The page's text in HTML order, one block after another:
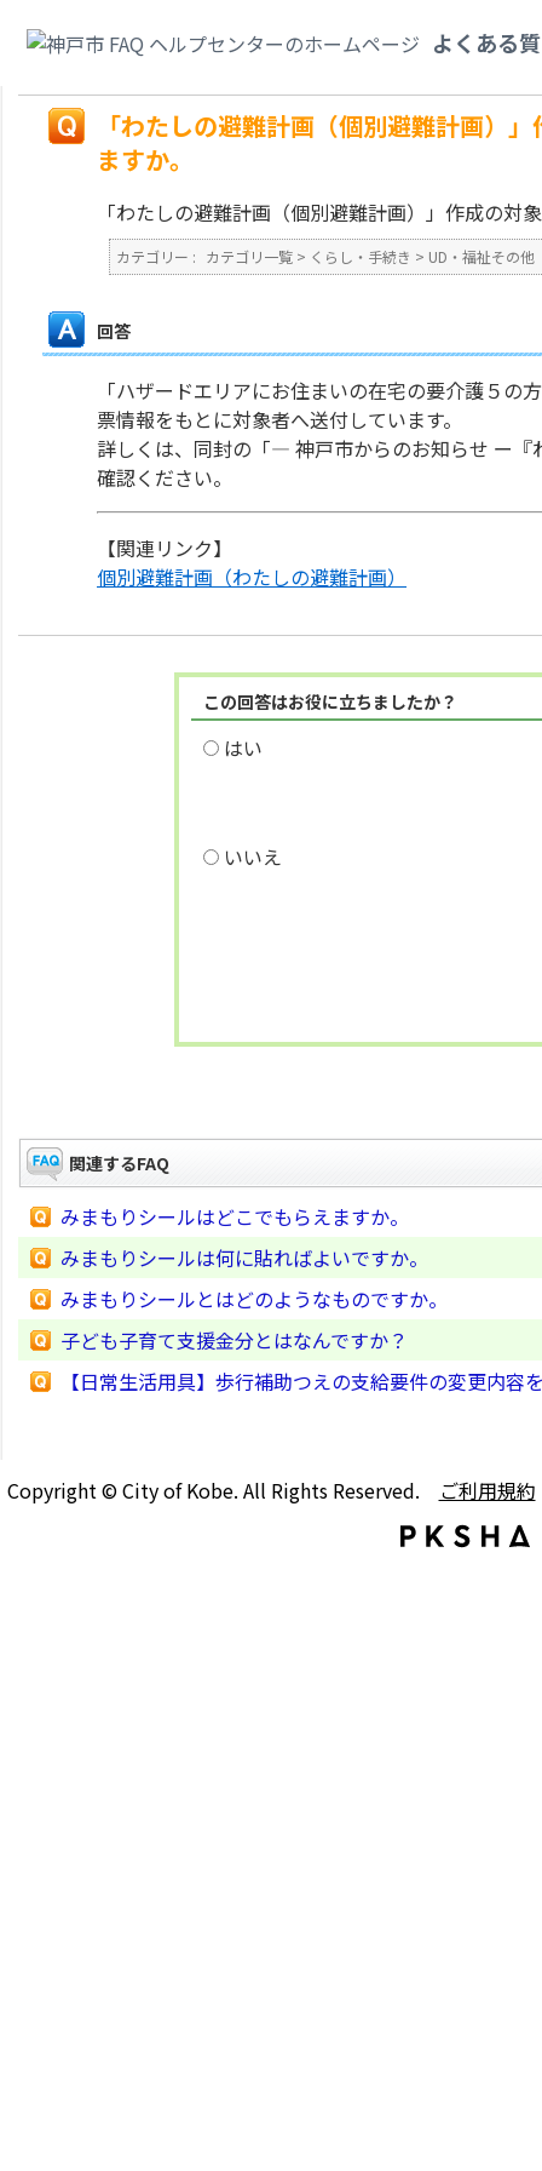
よくある
られていますか。
「わたしの避難計画（個別避難計画）
ますか。
「わたしの避難計画（個別避難計画）」作成の
カテゴリー : カテゴリ一覧 > くらし・手続き > UD・福祉その他
回答
「ハザードエリアにお住まいの在宅の要介護５
票情報をもとに対象者へ送付しています。
詳しくは、同封の「― 神戸市からのお知らせ ー
確認ください。
【関連リンク】
個別避難計画（わたしの避難計画）
この回答はお役に立ちましたか？
はい
いいえ
関連するFAQ
みまもりシールはどこでもらえますか。
みまもりシールは何に貼ればよいですか。
みまもりシールとはどのようなものですか。
子ども子育て支援金分とはなんですか？
【日常生活用具】歩行補助つえの支給要件の変更内容
Copyright © City of Kobe. All Rights Reserved. ご利用規約